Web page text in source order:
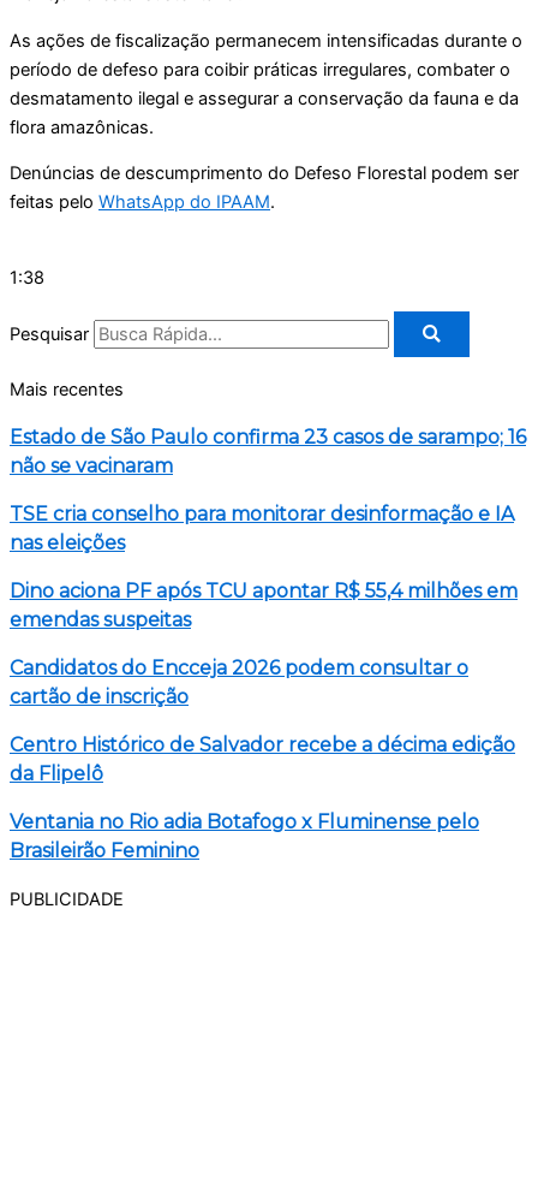
As ações de fiscalização permanecem intensificadas durante o
período de defeso para coibir práticas irregulares, combater o
desmatamento ilegal e assegurar a conservação da fauna e da
flora amazônicas.
Denúncias de descumprimento do Defeso Florestal podem ser
feitas pelo WhatsApp do IPAAM.
1:38
Pesquisar
Mais recentes
Estado de São Paulo confirma 23 casos de sarampo; 16
não se vacinaram
TSE cria conselho para monitorar desinformação e IA
nas eleições
Dino aciona PF após TCU apontar R$ 55,4 milhões em
emendas suspeitas
Candidatos do Encceja 2026 podem consultar o
cartão de inscrição
Centro Histórico de Salvador recebe a décima edição
da Flipelô
Ventania no Rio adia Botafogo x Fluminense pelo
Brasileirão Feminino
PUBLICIDADE